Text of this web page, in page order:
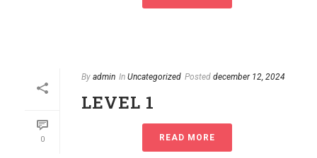
0
By admin In Uncategorized Posted december 12, 2024
LEVEL 1
READ MORE